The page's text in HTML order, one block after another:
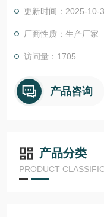
值或出厂值进行比较，
供电会议》中规定超过±
更新时间：2025-10-
厂商性质：生产厂家
访问量：1705
产品咨询
产品分类
PRODUCT